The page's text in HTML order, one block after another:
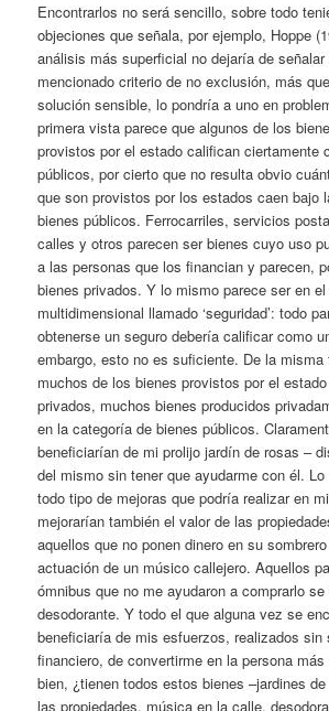
Encontrarlos no será sencillo, sobre todo
objeciones que señala, por ejemplo, Hoppe
análisis más superficial no dejaría de
mencionado criterio de no exclusión, más
solución sensible, lo pondría a uno en
primera vista parece que algunos de los
provistos por el estado califican ciertamente
públicos, por cierto que no resulta obvio
que son provistos por los estados caen bajo
bienes públicos. Ferrocarriles, servicios
calles y otros parecen ser bienes cuyo uso
a las personas que los financian y parecen,
bienes privados. Y lo mismo parece ser en
multidimensional llamado ‘seguridad’: todo
obtenerse un seguro debería calificar como
embargo, esto no es suficiente. De la misma
muchos de los bienes provistos por el
privados, muchos bienes producidos
en la categoría de bienes públicos.
beneficiarían de mi prolijo jardín de rosas –
del mismo sin tener que ayudarme con él.
todo tipo de mejoras que podría realizar en
mejorarían también el valor de las
aquellos que no ponen dinero en su
actuación de un músico callejero. Aquellos
ómnibus que no me ayudaron a comprarlo
desodorante. Y todo el que alguna vez se
beneficiaría de mis esfuerzos, realizados sin
financiero, de convertirme en la persona
bien, ¿tienen todos estos bienes –jardines
las propiedades, música en la calle,